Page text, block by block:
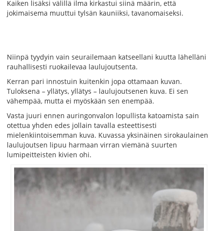
Kaiken lisäksi välillä ilma kirkastui siinä määrin, että
jokimaisema muuttui tylsän kauniiksi, tavanomaiseksi.
Niinpä tyydyin vain seurailemaan katseellani kuutta lähelläni
rauhallisesti ruokailevaa laulujoutsenta.
Kerran pari innostuin kuitenkin jopa ottamaan kuvan.
Tuloksena – yllätys, yllätys – laulujoutsenen kuva. Ei sen
vähempää, mutta ei myöskään sen enempää.
Vasta juuri ennen auringonvalon lopullista katoamista sain
otettua yhden edes jollain tavalla esteettisesti
mielenkiintoisemman kuva. Kuvassa yksinäinen sirokaulainen
laulujoutsen lipuu harmaan virran viemänä suurten
lumipeitteisten kivien ohi.